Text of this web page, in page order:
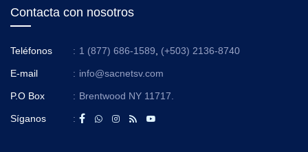
Contacta con nosotros
Teléfonos : 1 (877) 686-1589 (+503) 2136-8740
E-mail : info@sacnetsv.com
P.O Box : Brentwood NY 11717.
Síganos :